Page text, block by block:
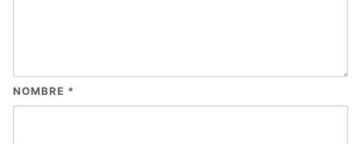
NOMBRE *